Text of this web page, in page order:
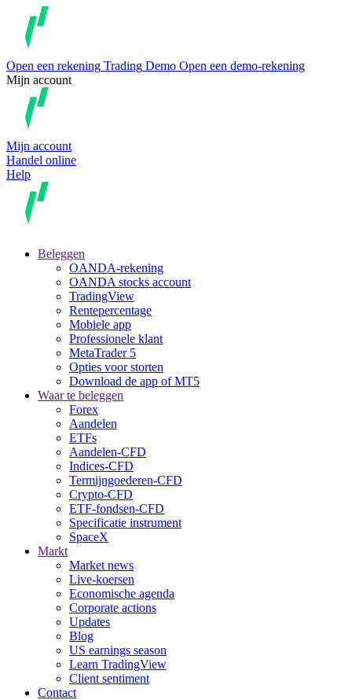
Open een rekening Trading Demo Open een demo-rekening
Mijn account
Mijn account
Handel online
Help
Beleggen
OANDA-rekening
OANDA stocks account
TradingView
Rentepercentage
Mobiele app
Professionele klant
MetaTrader 5
Opties voor storten
Download de app of MT5
Waar te beleggen
Forex
Aandelen
ETFs
Aandelen-CFD
Indices-CFD
Termijngoederen-CFD
Crypto-CFD
ETF-fondsen-CFD
Specificatie instrument
SpaceX
Markt
Market news
Live-koersen
Economische agenda
Corporate actions
Updates
Blog
US earnings season
Learn TradingView
Client sentiment
Contact